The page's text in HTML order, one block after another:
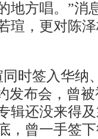
地方唱。”消
瑄，更对陈
时签入华纳
发布会，曾
辑还没来得
，曾一手签